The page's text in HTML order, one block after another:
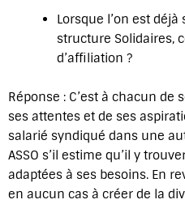
Lorsque l’on est
structure Solidaires,
d’affiliation ?
Réponse : C’est à chacun
ses attentes et de ses
salarié syndiqué dans une
ASSO s’il estime qu’il y
adaptées à ses besoins. En
en aucun cas à créer de la